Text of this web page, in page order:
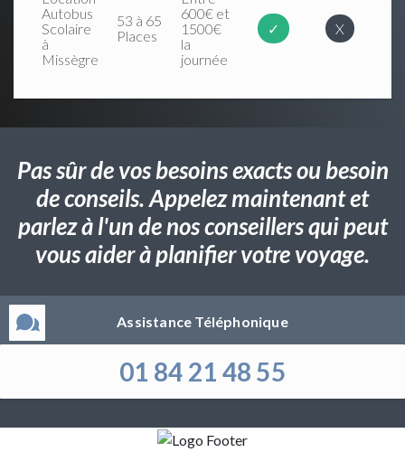
Autobus
Scolaire
à
Missègre
53 à 65
Places
600€ et
1500€
la
journée
✓ X
Pas sûr de vos besoins exacts ou besoin
de conseils. Appelez maintenant et
parlez à l'un de nos conseillers qui peut
vous aider à planifier votre voyage.
Assistance Téléphonique
01 84 21 48 55